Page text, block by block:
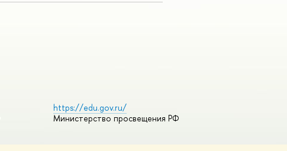
https://edu.gov.ru/
Министерство просвещения РФ